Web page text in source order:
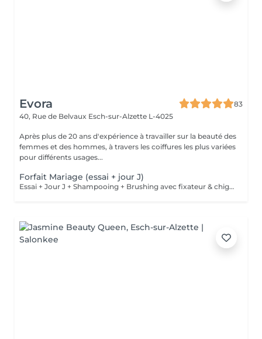
Evora
83
40, Rue de Belvaux Esch-sur-Alzette L-4025
Après plus de 20 ans d'expérience à travailler sur la beauté des
femmes et des hommes, à travers les coiffures les plus variées
pour différents usages...
Forfait Mariage (essai + jour J)
Essai + Jour J + Shampooing + Brushing avec fixateur & chignon